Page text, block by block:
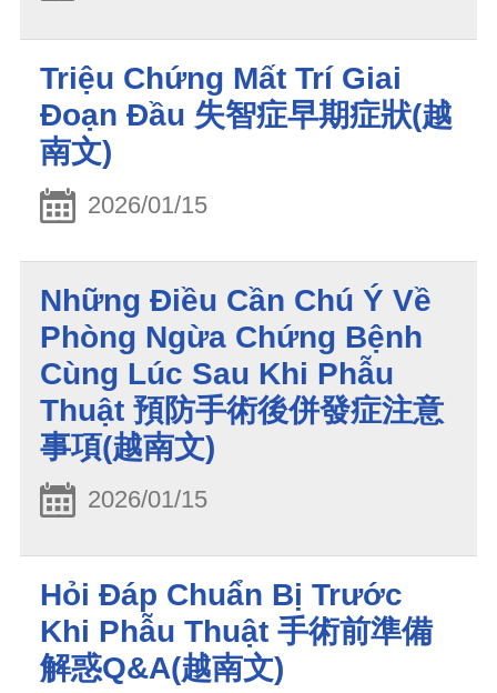
Triệu Chứng Mất Trí Giai
Đoạn Đầu 失智症早期症狀(越
南文)
2026/01/15
Những Điều Cần Chú Ý Về
Phòng Ngừa Chứng Bệnh
Cùng Lúc Sau Khi Phẫu
Thuật 預防手術後併發症注意
事項(越南文)
2026/01/15
Hỏi Đáp Chuẩn Bị Trước
Khi Phẫu Thuật 手術前準備
解惑Q&A(越南文)